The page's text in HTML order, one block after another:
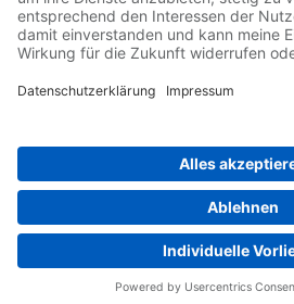
Follow us on...
Home Impressum Privacy
Whistleblowing
Yaskawa Europe GmbH